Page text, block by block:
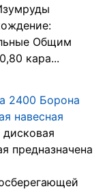
Общим
кара...
2400 Борона
навесная
предназначена